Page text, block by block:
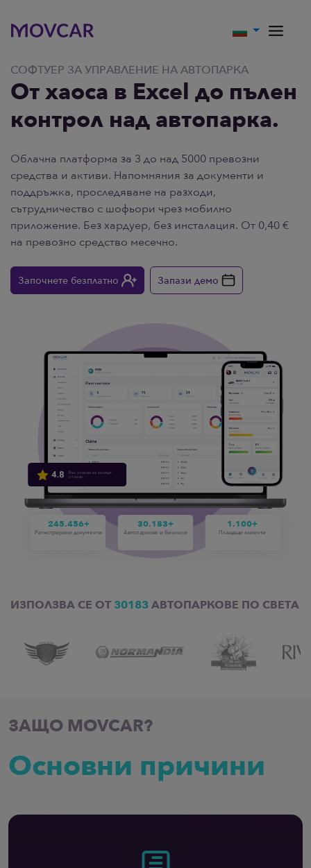
СОФТУЕР ЗА УПРАВЛЕНИЕ НА АВТОПАРКА
От хаоса в Excel до пълен
контрол над автопарка.
Облачна платформа за 3 до над 5000 превозни
средства и активи. Напомняния за документи и
поддръжка, проследяване на разходи,
сътрудничество с шофьори чрез мобилно
приложение. Без хардуер, без инсталация. От 0,40 €
на превозно средство месечно.
Започнете безплатно Запази демо
Въз основа на хиляди
отзиви
245.456+
Регистрирани документи
30.183+
Автопаркове и бизнеси
1.100+
Плащащи клиенти
ИЗПОЛЗВА СЕ ОТ30183АВТОПАРКОВЕ ПО СВЕТА
ЗАЩО MOVCAR?
Основни причини